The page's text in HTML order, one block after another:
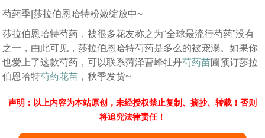
芍药季|莎拉伯恩哈特粉嫩绽放中~
莎拉伯恩哈特芍药，被很多花友称之为“全球最流行芍药”没有
之一，由此可见，莎拉伯恩哈特芍药是多么的被宠溺。如果你
也爱上了这款芍药，可以联系菏泽曹峰牡丹芍药苗圃预订莎拉
伯恩哈特芍药花苗 ，秋季发货~
声明：以上内容为本站原创，未经授权禁止复制、摘抄、转载！否则
将追究法律责任！